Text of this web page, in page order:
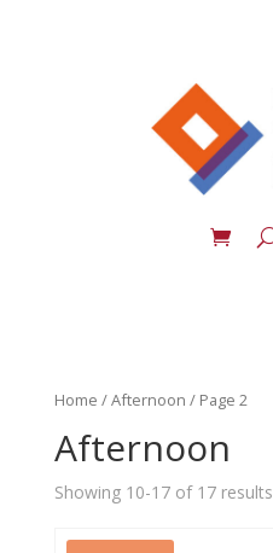
Home /Afternoon / Page 2
Afternoon
Showing 10-17 of 17 results